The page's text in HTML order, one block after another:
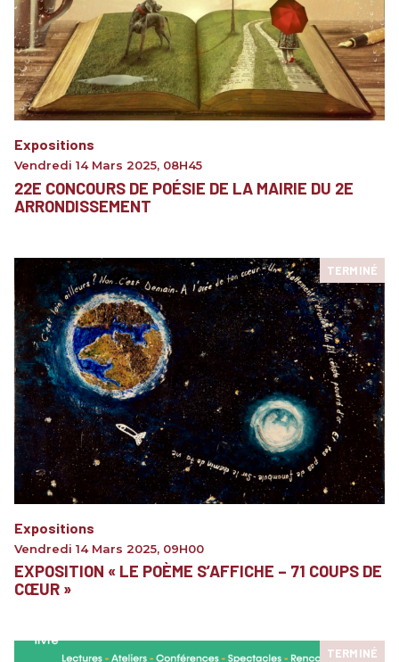
Expositions
Vendredi 14 Mars 2025, 08H45
22E CONCOURS DE POÉSIE DE LA MAIRIE DU 2E
ARRONDISSEMENT
TERMINÉ
Expositions
Vendredi 14 Mars 2025, 09H00
EXPOSITION « LE POÈME S’AFFICHE – 71 COUPS DE
CŒUR »
TERMINÉ